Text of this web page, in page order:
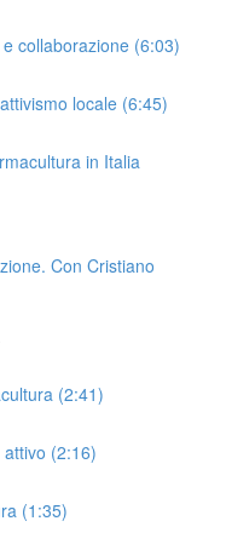
collaborazione (6:03)
locale (6:45)
in Italia
Con Cristiano
(2:41)
(2:16)
(1:35)